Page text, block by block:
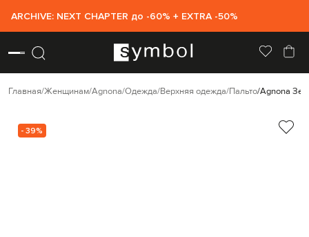
ARCHIVE: NEXT CHAPTER до -60% + EXTRA -50%
Главная Женщинам Agnona Одежда Верхняя одежда Пальто Agnona
- 39%